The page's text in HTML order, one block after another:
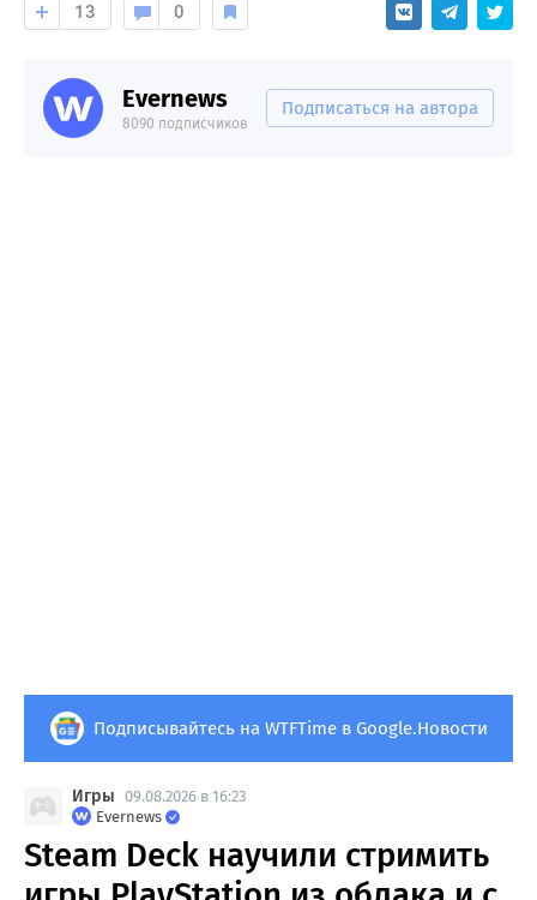
13 0
Evernews
8090 подписчиков
Подписаться на автора
Подписывайтесь на WTFTime в Google.Новости
Игры 09.08.2026 в 16:23
Evernews
Steam Deck научили стримить